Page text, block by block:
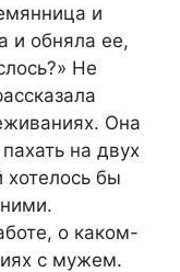
и
и обняла ее,
Не
Она
на двух
хотелось бы
о каком-
с мужем.